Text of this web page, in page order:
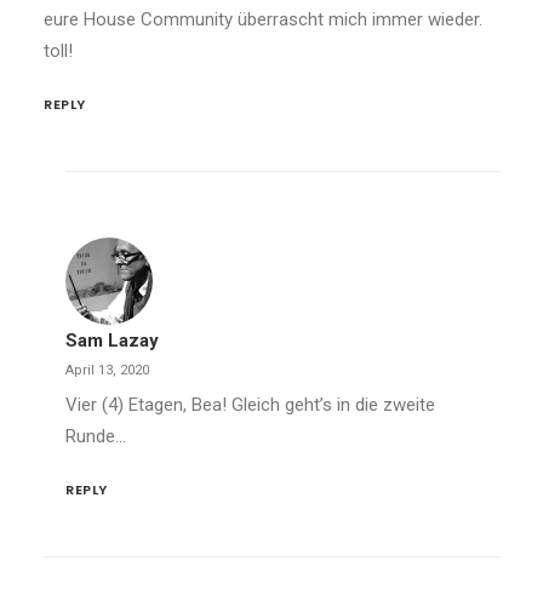
eure House Community überrascht mich immer wieder.
toll!
REPLY
Sam Lazay
April 13, 2020
Vier (4) Etagen, Bea! Gleich geht’s in die zweite
Runde…
REPLY